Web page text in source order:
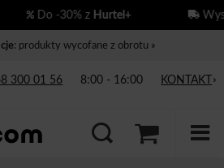
Do -30% zHurtel+
: produkty wycofane z obrotu »
300 01 56 8:00 - 16:00 KONTAKT